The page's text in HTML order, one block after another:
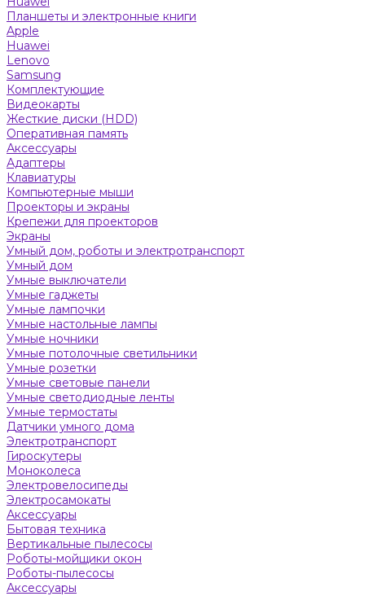
Планшеты и электронные книги
Apple
Huawei
Lenovo
Samsung
Комплектующие
Видеокарты
Жесткие диски (HDD)
Оперативная память
Аксессуары
Адаптеры
Клавиатуры
Компьютерные мыши
Проекторы и экраны
Крепежи для проекторов
Экраны
Умный дом, роботы и электротранспорт
Умный дом
Умные выключатели
Умные гаджеты
Умные лампочки
Умные настольные лампы
Умные ночники
Умные потолочные светильники
Умные розетки
Умные световые панели
Умные светодиодные ленты
Умные термостаты
Датчики умного дома
Электротранспорт
Гироскутеры
Моноколеса
Электровелосипеды
Электросамокаты
Аксессуары
Бытовая техника
Вертикальные пылесосы
Роботы-мойщики окон
Роботы-пылесосы
Аксессуары